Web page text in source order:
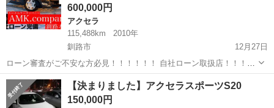
600,000円
アクセラ
115,488km
2010年
釧路市
12月27日
ローン審査がご不安な方必見！！！！！！ 自社ローン取扱店！！！ど
んな方でもローン審査可能！！ ★過去にローンを滞納してしまった
方！！ ★勤続年数が短い方、転職をしたばかりの方！！ ★現在パー
ト、アルバイトなど...
北海道 釧路市 アクセラ
【決まりました】アクセラスポーツS20
150,000円